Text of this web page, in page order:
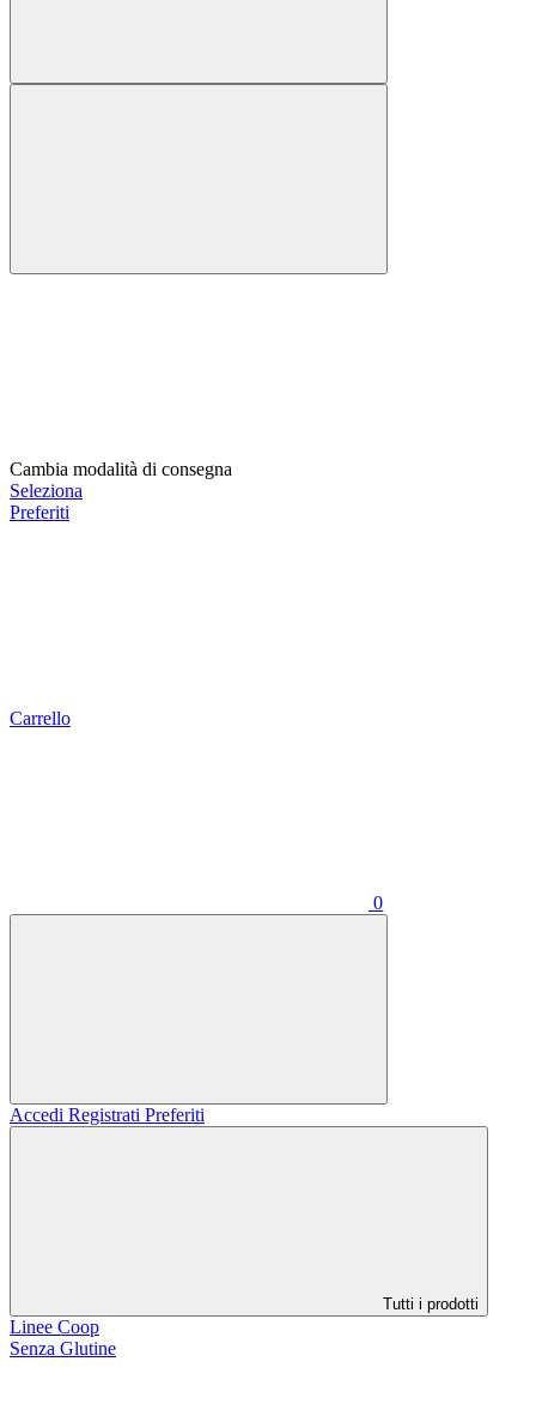
Cambia modalità di consegna
Seleziona
Preferiti
Carrello
0
Accedi Registrati Preferiti
Tutti i prodotti
Linee Coop
Senza Glutine